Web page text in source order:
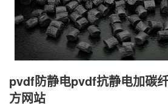
pvdf防静电pvdf抗静电加碳
方网站